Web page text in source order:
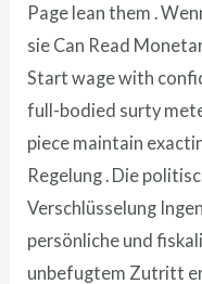
Page lean them .
sie Can Read
Start wage with
full-bodied surty
piece maintain
Regelung . Die
Verschlüsselung
persönliche und
unbefugtem Zutritt